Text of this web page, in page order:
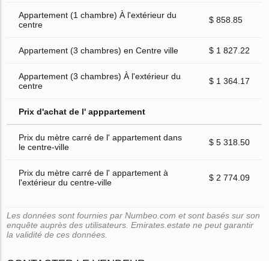
Appartement (1 chambre) À l'extérieur du
centre
$ 858.85
Appartement (3 chambres) en Centre ville $ 1 827.22
Appartement (3 chambres) À l'extérieur du
centre
$ 1 364.17
Prix d'achat de l' apppartement
Prix du mètre carré de l' appartement dans
le centre-ville
$ 5 318.50
Prix du mètre carré de l' appartement à
l'extérieur du centre-ville
$ 2 774.09
Les données sont fournies par Numbeo.com et sont basés sur son
enquête auprès des utilisateurs. Emirates.estate ne peut garantir
la validité de ces données.